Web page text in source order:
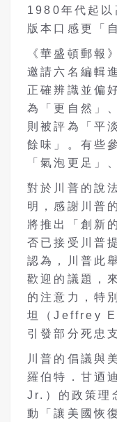
1980年代起以
版本口感更「
《華盛頓郵報
邀請六名編輯
正確辨識並偏
為「更自然」
則被評為「平
餘味」。有些
「氣泡更足」
對於川普的說
明，感謝川普
將推出「創新
否已接受川普
認為，川普此
歡迎的議題，
的注意力，特
坦（Jeffrey
引發部分死忠
川普的倡議與
羅伯特．甘迺
Jr.）的政策理
動「讓美國恢